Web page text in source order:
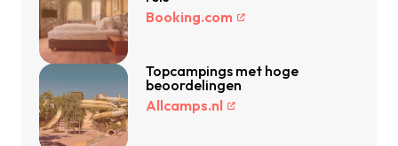
Booking.com
Topcampings met hoge
beoordelingen
Allcamps.nl